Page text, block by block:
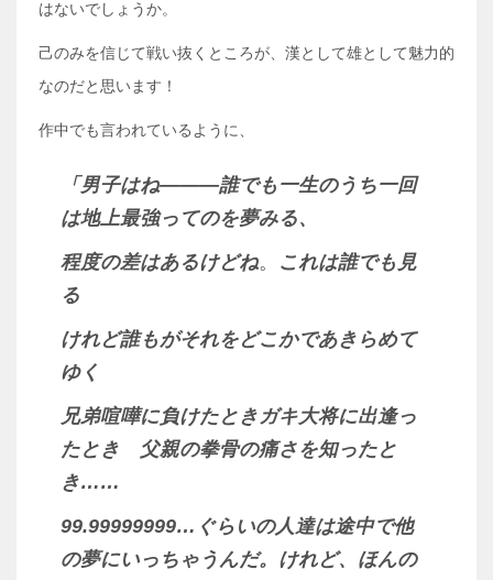
はないでしょうか。
己のみを信じて戦い抜くところが、漢として雄として魅力的
なのだと思います！
作中でも言われているように、
「男子はね―――誰でも一生のうち一回
は地上最強ってのを夢みる、
程度の差はあるけどね。 これは誰でも見
る
けれど誰もがそれをどこかであきらめて
ゆく
兄弟喧嘩に負けたときガキ大将に出逢っ
たとき 父親の拳骨の痛さを知ったと
き……
99.99999999…ぐらいの人達は途中で他
の夢にいっちゃうんだ。けれど、ほんの